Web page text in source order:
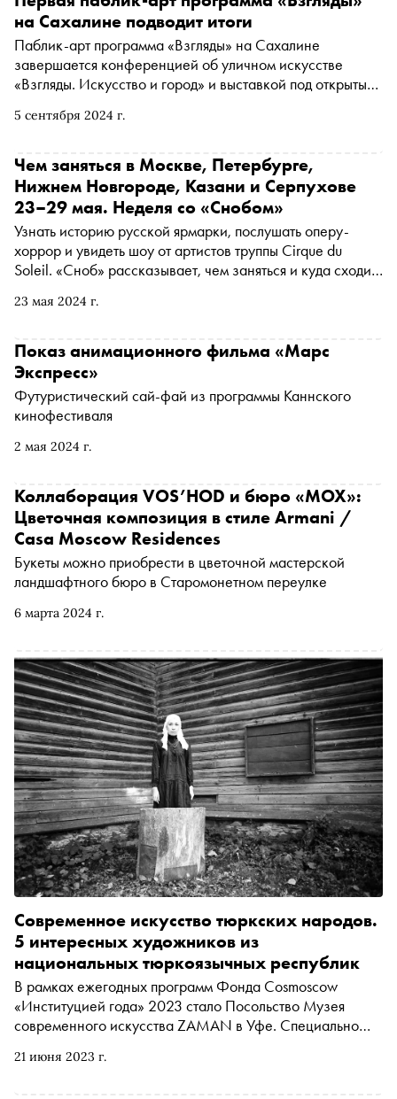
5 сентября 2024 г.
на Сахалине подводит итоги
Паблик-арт программа «Взгляды» на Сахалине
завершается конференцией об уличном искусстве
«Взгляды. Искусство и город» и выставкой под открытым
начинающих художников
23 мая 2024 г.
Чем заняться в Москве, Петербурге,
Нижнем Новгороде, Казани и Серпухове
23–29 мая. Неделя со «Снобом»
Узнать историю русской ярмарки, послушать оперу-
хоррор и увидеть шоу от артистов труппы Cirque du
Soleil. «Сноб» рассказывает, чем заняться и куда сходить
2 мая 2024 г.
Показ анимационного фильма «Марс
Экспресс»
Футуристический сай-фай из программы Каннского
кинофестиваля
6 марта 2024 г.
Коллаборация VOS’HOD и бюро «МОХ»:
Цветочная композиция в стиле Armani /
Casa Moscow Residences
Букеты можно приобрести в цветочной мастерской
ландшафтного бюро в Старомонетном переулке
21 июня 2023 г.
Современное искусство тюркских народов.
5 интересных художников из
национальных тюркоязычных республик
В рамках ежегодных программ Фонда Cosmoscow
«Институцией года» 2023 стало Посольство Музея
современного искусства ZAMAN в Уфе. Специально
художниках из национальных тюркоязычных республик,